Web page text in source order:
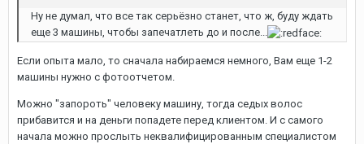
Ну не думал, что все так серьёзно станет, что ж, буду ждать
еще 3 машины, чтобы запечатлеть до и после...
Если опыта мало, то сначала набираемся немного, Вам еще 1-2
машины нужно с фотоотчетом.
Можно "запороть" человеку машину, тогда седых волос
прибавится и на деньги попадете перед клиентом. И с самого
начала можно прослыть неквалифицированным специалистом